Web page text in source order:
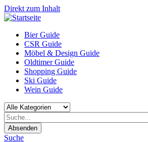
Direkt zum Inhalt
Bier Guide
CSR Guide
Möbel & Design Guide
Oldtimer Guide
Shopping Guide
Ski Guide
Wein Guide
Absenden
Suche